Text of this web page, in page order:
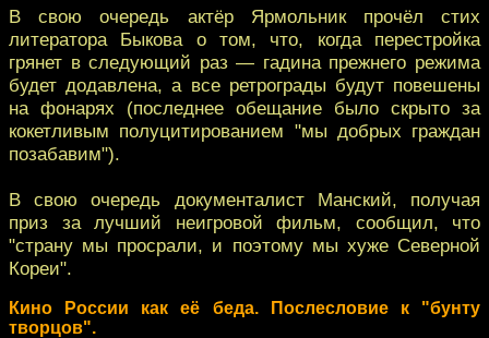
В свою очередь актёр Ярмольник прочёл стих
литератора Быкова о том, что, когда перестройка
грянет в следующий раз — гадина прежнего режима
будет додавлена, а все ретрограды будут повешены
на фонарях (последнее обещание было скрыто за
кокетливым полуцитированием "мы добрых граждан
позабавим").
В свою очередь документалист Манский, получая
приз за лучший неигровой фильм, сообщил, что
"страну мы просрали, и поэтому мы хуже Северной
Кореи".
Кино России как её беда. Послесловие к "бунту
творцов".